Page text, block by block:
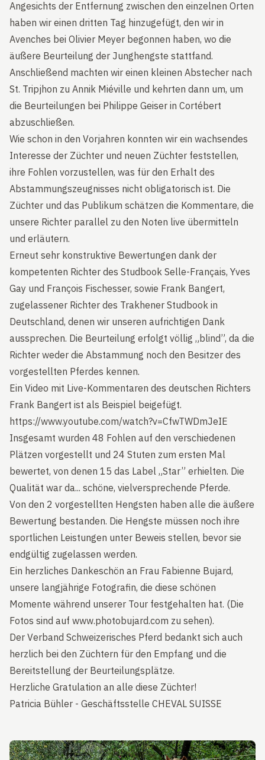
Angesichts der Entfernung zwischen den einzelnen Orten
haben wir einen dritten Tag hinzugefügt, den wir in
Avenches bei Olivier Meyer begonnen haben, wo die
äußere Beurteilung der Junghengste stattfand.
Anschließend machten wir einen kleinen Abstecher nach
St. Tripjhon zu Annik Miéville und kehrten dann um, um
die Beurteilungen bei Philippe Geiser in Cortébert
abzuschließen.
Wie schon in den Vorjahren konnten wir ein wachsendes
Interesse der Züchter und neuen Züchter feststellen,
ihre Fohlen vorzustellen, was für den Erhalt des
Abstammungszeugnisses nicht obligatorisch ist. Die
Züchter und das Publikum schätzen die Kommentare, die
unsere Richter parallel zu den Noten live übermitteln
und erläutern.
Erneut sehr konstruktive Bewertungen dank der
kompetenten Richter des Studbook Selle-Français, Yves
Gay und François Fischesser, sowie Frank Bangert,
zugelassener Richter des Trakhener Studbook in
Deutschland, denen wir unseren aufrichtigen Dank
aussprechen. Die Beurteilung erfolgt völlig „blind”, da die
Richter weder die Abstammung noch den Besitzer des
vorgestellten Pferdes kennen.
Ein Video mit Live-Kommentaren des deutschen Richters
Frank Bangert ist als Beispiel beigefügt.
https://www.youtube.com/watch?v=CfwTWDmJeIE
Insgesamt wurden 48 Fohlen auf den verschiedenen
Plätzen vorgestellt und 24 Stuten zum ersten Mal
bewertet, von denen 15 das Label „Star” erhielten. Die
Qualität war da... schöne, vielversprechende Pferde.
Von den 2 vorgestellten Hengsten haben alle die äußere
Bewertung bestanden. Die Hengste müssen noch ihre
sportlichen Leistungen unter Beweis stellen, bevor sie
endgültig zugelassen werden.
Ein herzliches Dankeschön an Frau Fabienne Bujard,
unsere langjährige Fotografin, die diese schönen
Momente während unserer Tour festgehalten hat. (Die
Fotos sind auf www.photobujard.com zu sehen).
Der Verband Schweizerisches Pferd bedankt sich auch
herzlich bei den Züchtern für den Empfang und die
Bereitstellung der Beurteilungsplätze.
Herzliche Gratulation an alle diese Züchter!
Patricia Bühler - Geschäftsstelle CHEVAL SUISSE